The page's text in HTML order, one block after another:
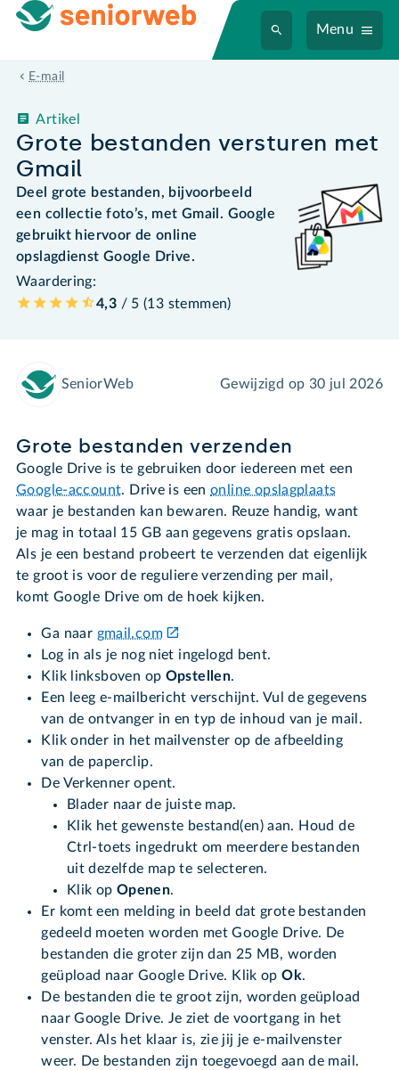
Menu
E-mail
Grote bestanden versturen met
Gmail
Artikel
Deel grote bestanden, bijvoorbeeld
een collectie foto’s, met Gmail. Google
gebruikt hiervoor de online
opslagdienst Google Drive.
Waardering:
4,3 / 5 (13 stemmen)
SeniorWeb Gewijzigd op 30 jul 2026
Grote bestanden verzenden
Google Drive is te gebruiken door iedereen met een
Google-account. Drive is eenonline opslagplaats
waar je bestanden kan bewaren. Reuze handig, want
je mag in totaal 15 GB aan gegevens gratis opslaan.
Als je een bestand probeert te verzenden dat eigenlijk
te groot is voor de reguliere verzending per mail,
komt Google Drive om de hoek kijken.
Ga naar gmail.com
Log in als je nog niet ingelogd bent.
Klik linksboven op Opstellen.
Een leeg e-mailbericht verschijnt. Vul de gegevens
van de ontvanger in en typ de inhoud van je mail.
Klik onder in het mailvenster op de afbeelding
van de paperclip.
De Verkenner opent.
Blader naar de juiste map.
Klik het gewenste bestand(en) aan. Houd de
Ctrl-toets ingedrukt om meerdere bestanden
uit dezelfde map te selecteren.
Klik op Openen.
Er komt een melding in beeld dat grote bestanden
gedeeld moeten worden met Google Drive. De
bestanden die groter zijn dan 25 MB, worden
geüpload naar Google Drive. Klik opOk.
De bestanden die te groot zijn, worden geüpload
naar Google Drive. Je ziet de voortgang in het
venster. Als het klaar is, zie jij je e-mailvenster
weer. De bestanden zijn toegevoegd aan de mail.